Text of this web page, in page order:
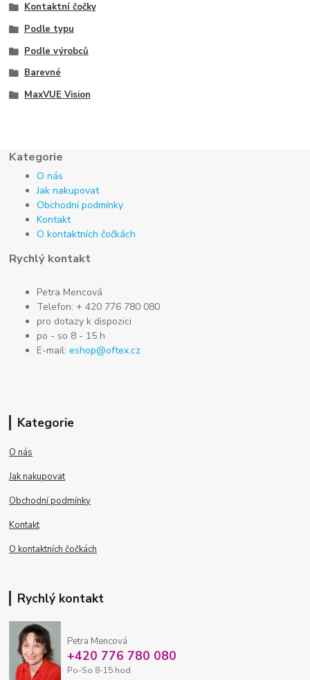
Kontaktní čočky
Podle typu
Podle výrobců
Barevné
MaxVUE Vision
Kategorie
O nás
Jak nakupovat
Obchodní podmínky
Kontakt
O kontaktních čočkách
Rychlý kontakt
Petra Mencová
Telefon: + 420 776 780 080
pro dotazy k dispozici
po - so 8 - 15 h
E-mail:eshop@oftex.cz
Kategorie
O nás
Jak nakupovat
Obchodní podmínky
Kontakt
O kontaktních čočkách
Rychlý kontakt
Petra Mencová
+420 776 780 080
Po-So 8-15 hod